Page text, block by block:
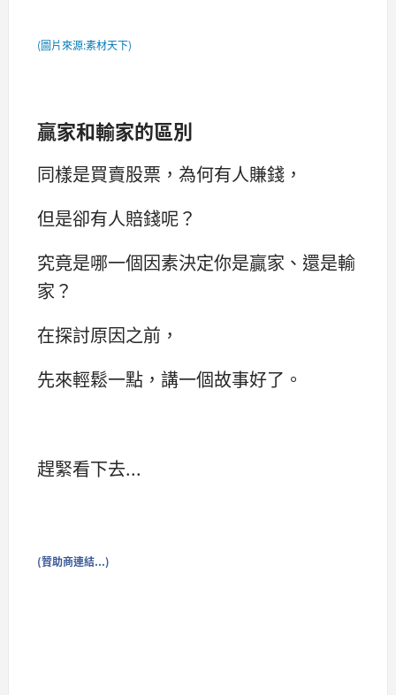
(圖片來源:素材天下)
贏家和輸家的區別
同樣是買賣股票，為何有人賺錢，
但是卻有人賠錢呢？
究竟是哪一個因素決定你是贏家、還是輸
家？
在探討原因之前，
先來輕鬆一點，講一個故事好了。
趕緊看下去...
(贊助商連結...)